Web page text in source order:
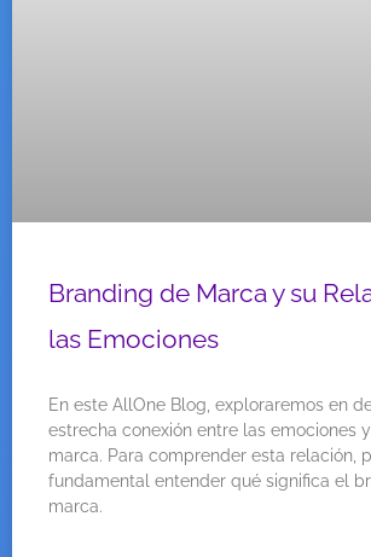
Branding de Marca y su
las Emociones
En este AllOne Blog, exploraremos en
estrecha conexión entre las emociones
marca. Para comprender esta relación,
fundamental entender qué significa el
marca.